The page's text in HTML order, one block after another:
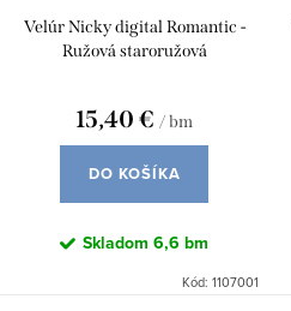
Velúr Nicky digital Romantic -
Ružová staroružová
15,40 € / bm
DO KOŠÍKA
Skladom 6,6 bm
Kód: 1107001